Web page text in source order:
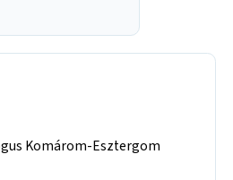
Komárom-Esztergom